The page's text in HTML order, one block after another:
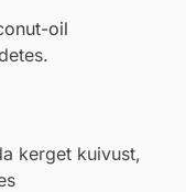
oil
kerget kuivust,